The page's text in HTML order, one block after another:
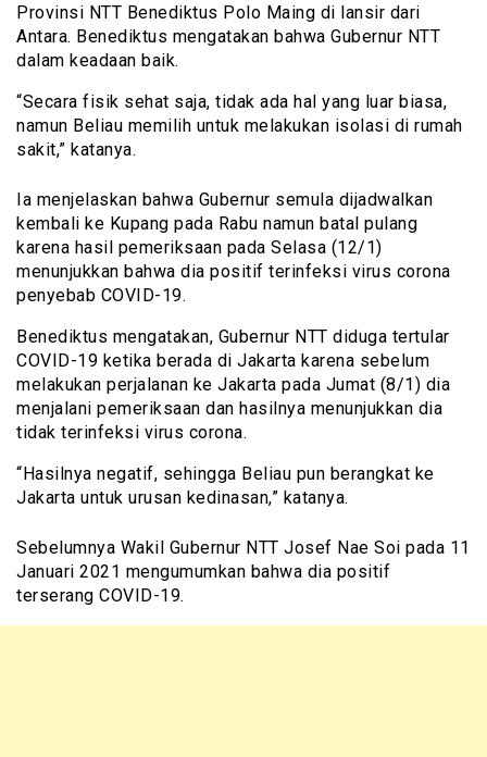
Provinsi NTT Benediktus Polo Maing di lansir dari
Antara. Benediktus mengatakan bahwa Gubernur NTT
dalam keadaan baik.
“Secara fisik sehat saja, tidak ada hal yang luar biasa,
namun Beliau memilih untuk melakukan isolasi di rumah
sakit,” katanya.
Ia menjelaskan bahwa Gubernur semula dijadwalkan
kembali ke Kupang pada Rabu namun batal pulang
karena hasil pemeriksaan pada Selasa (12/1)
menunjukkan bahwa dia positif terinfeksi virus corona
penyebab COVID-19.
Benediktus mengatakan, Gubernur NTT diduga tertular
COVID-19 ketika berada di Jakarta karena sebelum
melakukan perjalanan ke Jakarta pada Jumat (8/1) dia
menjalani pemeriksaan dan hasilnya menunjukkan dia
tidak terinfeksi virus corona.
“Hasilnya negatif, sehingga Beliau pun berangkat ke
Jakarta untuk urusan kedinasan,” katanya.
Sebelumnya Wakil Gubernur NTT Josef Nae Soi pada 11
Januari 2021 mengumumkan bahwa dia positif
terserang COVID-19.